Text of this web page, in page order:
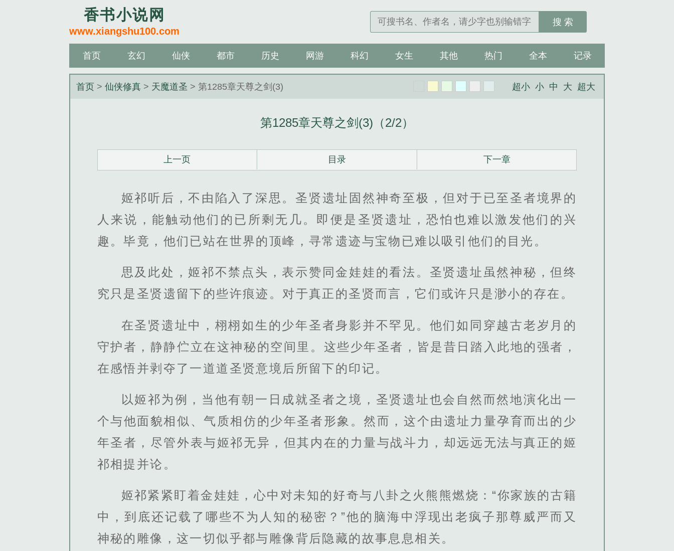
香书小说网
www.xiangshu100.com
搜 索
首页 玄幻 仙侠 都市 历史 网游 科幻 女生 其他 热门 全本 记录
首页 >仙侠修真 > 天魔道圣 > 第1285章天尊之剑(3) 超小 小 中 大 超大
第1285章天尊之剑(3)（2/2）
上一页 目录 下一章
姬祁听后，不由陷入了深思。圣贤遗址固然神奇至极，但对于已至圣者境界的
人来说，能触动他们的已所剩无几。即便是圣贤遗址，恐怕也难以激发他们的兴
趣。毕竟，他们已站在世界的顶峰，寻常遗迹与宝物已难以吸引他们的目光。
思及此处，姬祁不禁点头，表示赞同金娃娃的看法。圣贤遗址虽然神秘，但终
究只是圣贤遗留下的些许痕迹。对于真正的圣贤而言，它们或许只是渺小的存在。
在圣贤遗址中，栩栩如生的少年圣者身影并不罕见。他们如同穿越古老岁月的
守护者，静静伫立在这神秘的空间里。这些少年圣者，皆是昔日踏入此地的强者，
在感悟并剥夺了一道道圣贤意境后所留下的印记。
以姬祁为例，当他有朝一日成就圣者之境，圣贤遗址也会自然而然地演化出一
个与他面貌相似、气质相仿的少年圣者形象。然而，这个由遗址力量孕育而出的少
年圣者，尽管外表与姬祁无异，但其内在的力量与战斗力，却远远无法与真正的姬
祁相提并论。
姬祁紧紧盯着金娃娃，心中对未知的好奇与八卦之火熊熊燃烧：“你家族的古籍
中，到底还记载了哪些不为人知的秘密？”他的脑海中浮现出老疯子那尊威严而又
神秘的雕像，这一切似乎都与雕像背后隐藏的故事息息相关。